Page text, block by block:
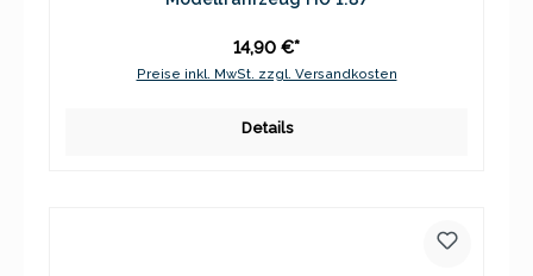
14,90 €*
Preise inkl. MwSt. zzgl. Versandkosten
Details